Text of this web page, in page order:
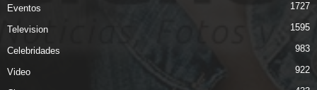
Eventos 1727
Television 1595
Celebridades 983
Video 922